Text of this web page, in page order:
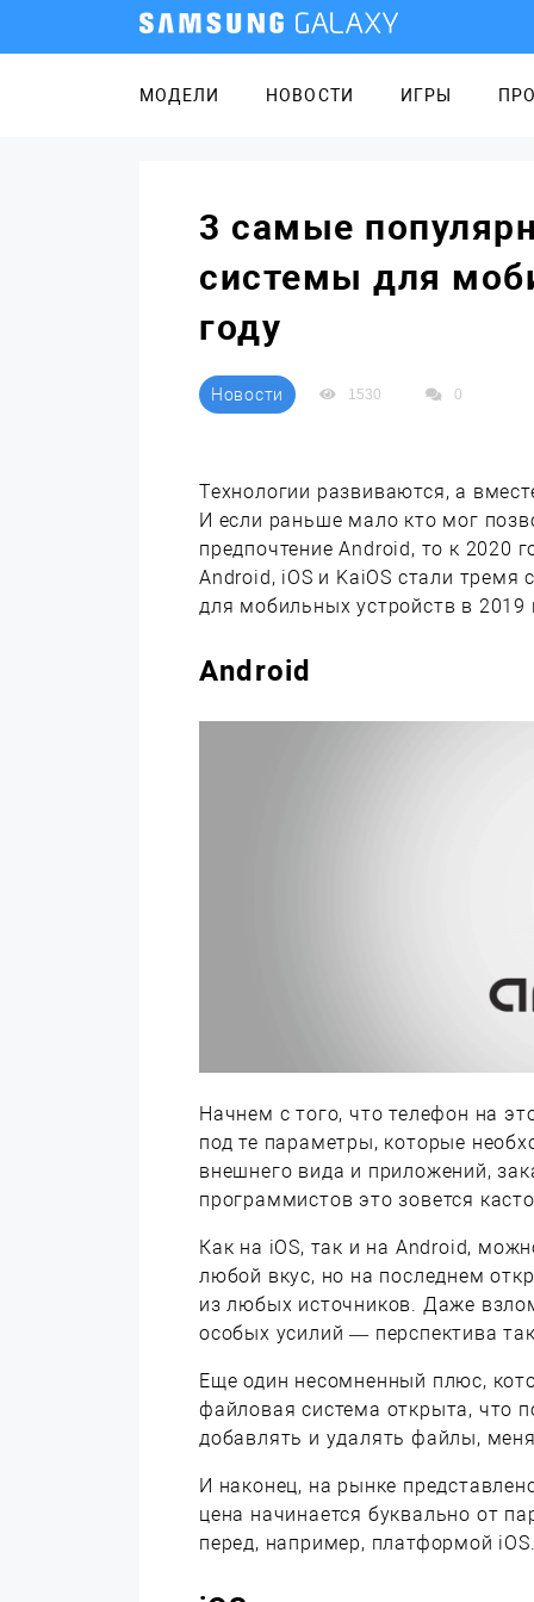
МОДЕЛИ НОВОСТИ ИГРЫ
3 самые
системы для
году
Новости 1530 0
Технологии развиваются, а
И если раньше мало кто мог
предпочтение Android, то к 2020
Android, iOS и KaiOS стали
для мобильных устройств в 2019
Android
Начнем с того, что телефон на
под те параметры, которые
внешнего вида и приложений,
программистов это зовется
Как на iOS, так и на Android,
любой вкус, но на последнем
из любых источников. Даже
особых усилий — перспектива
Еще один несомненный плюс,
файловая система открыта, что
добавлять и удалять файлы,
И наконец, на рынке
цена начинается буквально от
перед, например, платформой